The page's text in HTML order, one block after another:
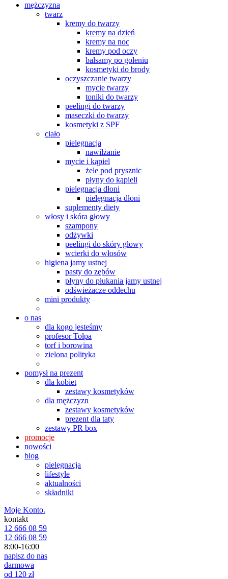
mężczyzna
twarz
kremy do twarzy
kremy na dzień
kremy na noc
kremy pod oczy
balsamy po goleniu
kosmetyki do brody
oczyszczanie twarzy
mycie twarzy
toniki do twarzy
peelingi do twarzy
maseczki do twarzy
kosmetyki z SPF
ciało
pielęgnacja
nawilżanie
mycie i kąpiel
żele pod prysznic
płyny do kąpieli
pielęgnacja dłoni
pielęgnacja dłoni
suplementy diety
włosy i skóra głowy
szampony
odżywki
peelingi do skóry głowy
wcierki do włosów
higiena jamy ustnej
pasty do zębów
płyny do płukania jamy ustnej
odświeżacze oddechu
mini produkty
o nas
dla kogo jesteśmy
profesor Tołpa
torf i borowina
zielona polityka
pomysł na prezent
dla kobiet
zestawy kosmetyków
dla mężczyzn
zestawy kosmetyków
prezent dla taty
zestawy PR box
promocje
nowości
blog
pielęgnacja
lifestyle
aktualności
składniki
Moje Konto.
kontakt
12 666 08 59
12 666 08 59
8:00-16:00
napisz do nas
darmowa
od 120 zł